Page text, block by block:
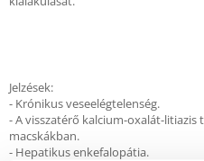
Jelzések:
- Krónikus veseelégtelenség.
- A visszatérő kalcium-oxalát-
macskákban.
- Hepatikus enkefalopátia.